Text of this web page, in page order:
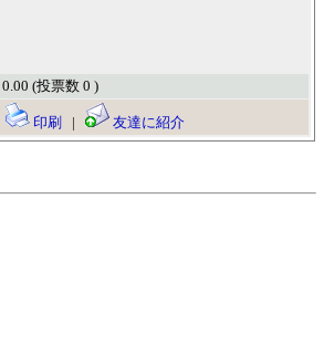
0.00 (投票数 0 )
印刷 | 友達に紹介